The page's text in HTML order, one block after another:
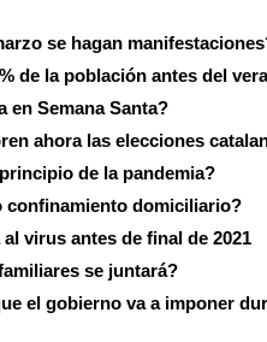
se hagan
de la población antes del
en Semana Santa?
ahora las elecciones
de la pandemia?
confinamiento domiciliario?
virus antes de final de 2021
se juntará?
el gobierno va a imponer